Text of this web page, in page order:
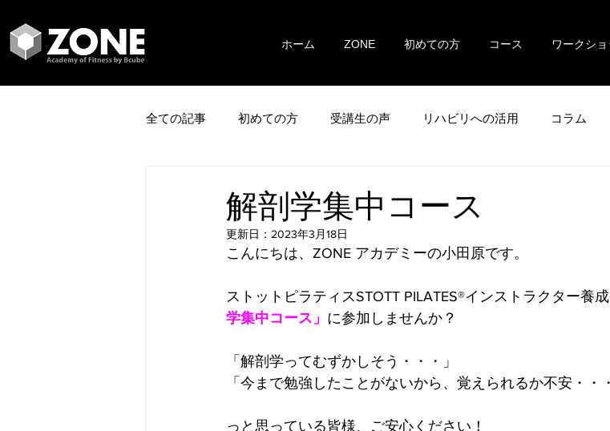
ホーム ZONE 初めての方 コース ワークシ
全ての記事 初めての方 受講生の声 リハビリへの活用 コラム
解剖学集中コース
更新日： 2023年3月18日
こんにちは、ZONE アカデミーの小田原です。
ストットピラティスSTOTT PILATES®インストラクター養
学集中コース」 に参加しませんか？
「解剖学ってむずかしそう・・・」
「今まで勉強したことがないから、覚えられるか不安・・
っと思っている皆様、ご安心ください！